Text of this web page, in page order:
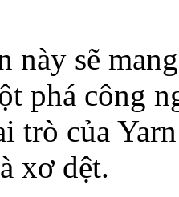
này sẽ
phá công
trò của
xơ dệt.